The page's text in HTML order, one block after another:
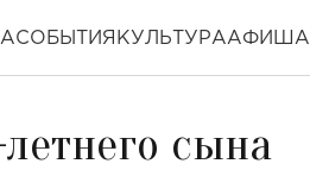
СОБЫТИЯ КУЛЬТУРААФИША
сына